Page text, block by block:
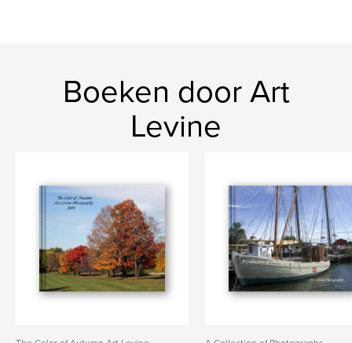
Boeken door Art
Levine